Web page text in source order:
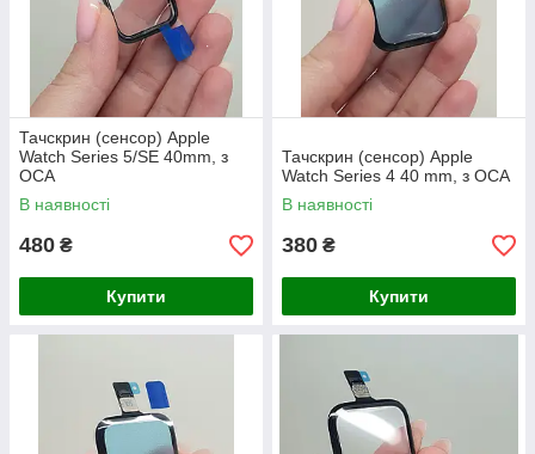
Тачскрин (сенсор) Apple
Watch Series 5/SE 40mm, з
OCA
В наявності
480 ₴
Купити
Тачскрин (сенсор) Apple
Watch Series 4 40 mm, з OCA
В наявності
380 ₴
Купити